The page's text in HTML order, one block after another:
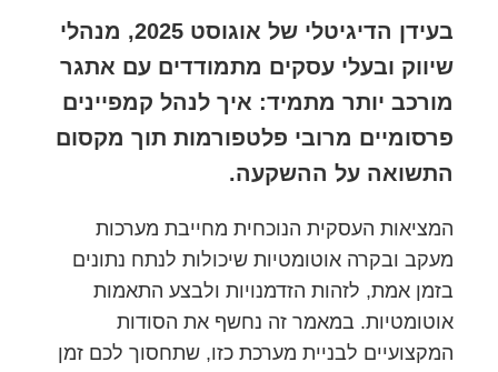
בעידן הדיגיטלי של אוגוסט 2025, מנהלי
שיווק ובעלי עסקים מתמודדים עם אתגר
מורכב יותר מתמיד: איך לנהל קמפיינים
פרסומיים מרובי פלטפורמות תוך מקסום
התשואה על ההשקעה.
המציאות העסקית הנוכחית מחייבת מערכות
מעקב ובקרה אוטומטיות שיכולות לנתח נתונים
בזמן אמת, לזהות הזדמנויות ולבצע התאמות
אוטומטיות. במאמר זה נחשף את הסודות
המקצועיים לבניית מערכת כזו, שתחסוך לכם זמן